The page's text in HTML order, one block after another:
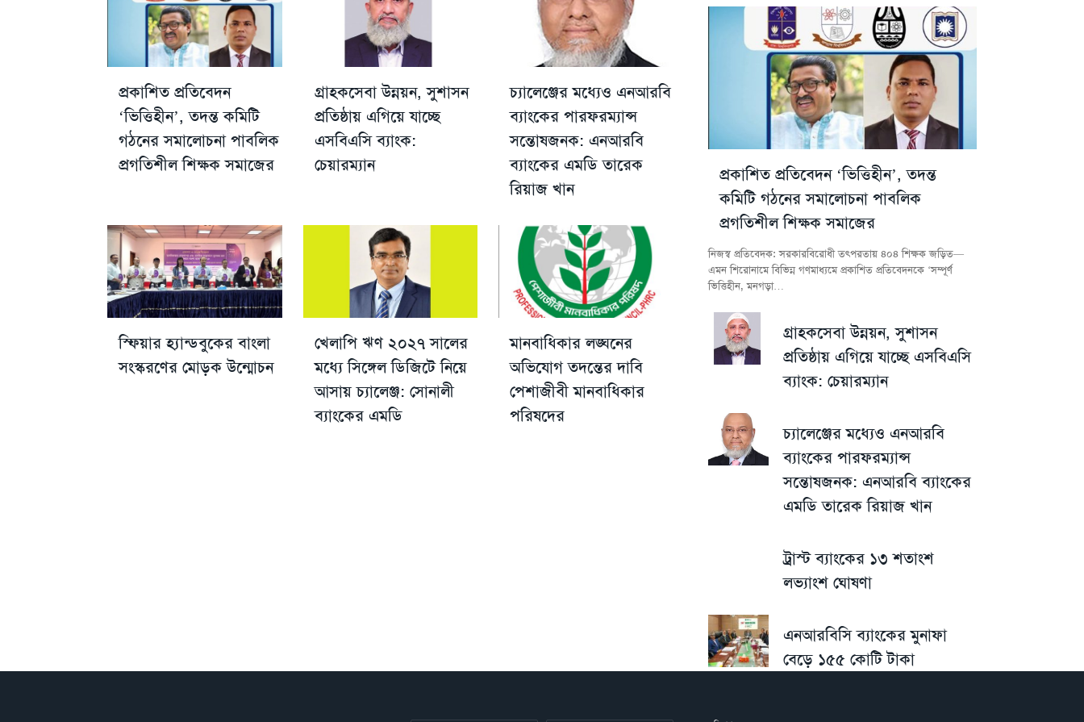
প্রকাশিত প্রতিবেদন
‘ভিত্তিহীন’, তদন্ত কমিটি
গঠনের সমালোচনা পাবলিক
প্রগতিশীল শিক্ষক সমাজের
গ্রাহকসেবা উন্নয়ন, সুশাসন
প্রতিষ্ঠায় এগিয়ে যাচ্ছে
এসবিএসি ব্যাংক:
চেয়ারম্যান
চ্যালেঞ্জের মধ্যেও এনআরবি
ব্যাংকের পারফরম্যান্স
সন্তোষজনক: এনআরবি
ব্যাংকের এমডি তারেক
রিয়াজ খান
স্ফিয়ার হ্যান্ডবুকের বাংলা
সংস্করণের মোড়ক উন্মোচন
খেলাপি ঋণ ২০২৭ সালের
মধ্যে সিঙ্গেল ডিজিটে নিয়ে
আসায় চ্যালেঞ্জ: সোনালী
ব্যাংকের এমডি
মানবাধিকার লঙ্ঘনের
অভিযোগ তদন্তের দাবি
পেশাজীবী মানবাধিকার
পরিষদের
প্রকাশিত প্রতিবেদন ‘ভিত্তিহীন’, তদন্ত
কমিটি গঠনের সমালোচনা পাবলিক
প্রগতিশীল শিক্ষক সমাজের
নিজস্ব প্রতিবেদক: সরকারবিরোধী তৎপরতায় ৪০৪ শিক্ষক জড়িত—
এমন শিরোনামে বিভিন্ন গণমাধ্যমে প্রকাশিত প্রতিবেদনকে ‘সম্পূর্ণ
ভিত্তিহীন, মনগড়া…
গ্রাহকসেবা উন্নয়ন, সুশাসন
প্রতিষ্ঠায় এগিয়ে যাচ্ছে এসবিএসি
ব্যাংক: চেয়ারম্যান
চ্যালেঞ্জের মধ্যেও এনআরবি
ব্যাংকের পারফরম্যান্স
সন্তোষজনক: এনআরবি ব্যাংকের
এমডি তারেক রিয়াজ খান
ট্রাস্ট ব্যাংকের ১৩ শতাংশ
লভ্যাংশ ঘোষণা
এনআরবিসি ব্যাংকের মুনাফা
বেড়ে ১৫৫ কোটি টাকা